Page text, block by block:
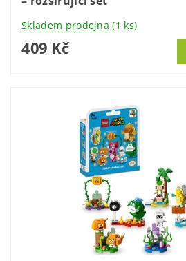
Skladem prodejna(1 ks)
409 Kč